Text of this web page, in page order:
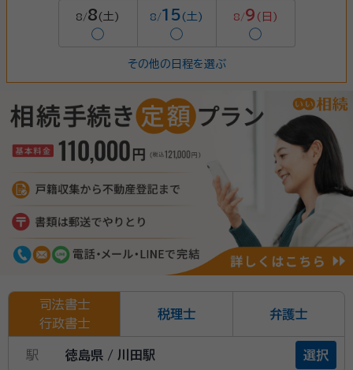
8/8 (土)
◯
8/15(土)
◯
8/9 (日)
◯
その他の日程を選ぶ
司法書士
行政書士
税理士 弁護士
駅 徳島県 / 川田駅 選択